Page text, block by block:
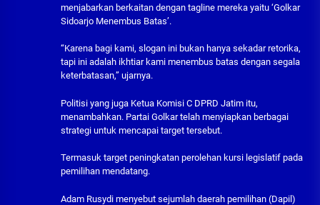
menjabarkan berkaitan dengan tagline mereka yaitu ‘Golkar
Sidoarjo Menembus Batas’.
“Karena bagi kami, slogan ini bukan hanya sekadar retorika,
tapi ini adalah ikhtiar kami menembus batas dengan segala
keterbatasan,” ujarnya.
Politisi yang juga Ketua Komisi C DPRD Jatim itu,
menambahkan. Partai Golkar telah menyiapkan berbagai
strategi untuk mencapai target tersebut.
Termasuk target peningkatan perolehan kursi legislatif pada
pemilihan mendatang.
Adam Rusydi menyebut sejumlah daerah pemilihan (Dapil)